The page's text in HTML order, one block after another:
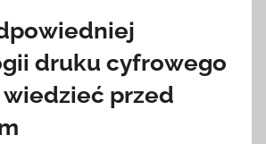
druku cyfrowego
przed